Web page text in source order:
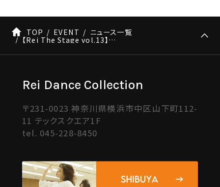
TOP EVENT ニュース一覧
【Rei The Stage vol.13】manafyナンバー情報 ※5/19更新
Rei Dance Collection
〒231-0023 神奈川県横浜市中区山下町112-
11 テックスクエア1F
tel. 045-228-8450